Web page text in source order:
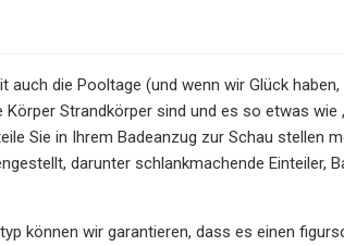
auch die Pooltage (und wenn wir Glück
Strandkörper sind und es so etwas
Sie in Ihrem Badeanzug zur Schau stellen
darunter schlankmachende Einteiler,
können wir garantieren, dass es einen